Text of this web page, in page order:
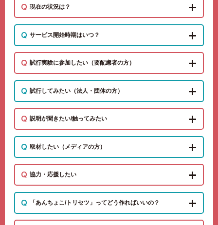
現在の状況は？
サービス開始時期はいつ？
試行実験に参加したい（要配慮者の方）
試行してみたい（法人・団体の方）
説明が聞きたい/触ってみたい
取材したい（メディアの方）
協力・応援したい
「あんちょこ/トリセツ」ってどう作ればいいの？